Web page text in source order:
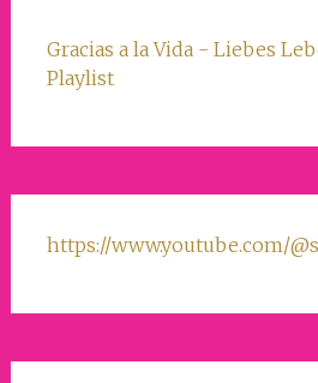
Gracias a la Vida - Liebes
Playlist
https://www.youtube.com/